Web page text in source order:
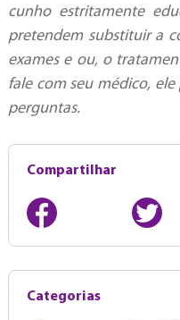
cunho estritamente
pretendem substituir a
exames e ou, o
fale com seu médico, ele
perguntas.
Compartilhar
Categorias